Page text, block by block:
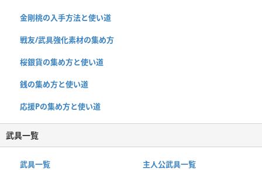
金剛桃の入手方法と使い道
戦友/武具強化素材の集め方
桜銀貨の集め方と使い道
銭の集め方と使い道
応援Pの集め方と使い道
武具一覧
武具一覧 主人公武具一覧